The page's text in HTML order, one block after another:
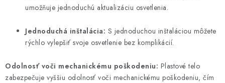
umožňuje jednoduchú aktualizáciu osvetlenia.
Jednoduchá inštalácia: S jednoduchou inštaláciou môžete
rýchlo vylepšiť svoje osvetlenie bez komplikácií.
Odolnosť voči mechanickému poškodeniu: Plastové telo
zabezpečuje vyššiu odolnosť voči mechanickému poškodeniu, čím